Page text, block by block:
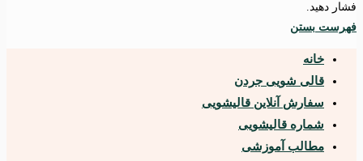
فشار دهید.
فهرست بستن
خانه
قالی شویی جردن
سفارش آنلاین قالیشویی
شماره قالیشویی
مطالب آموزشی